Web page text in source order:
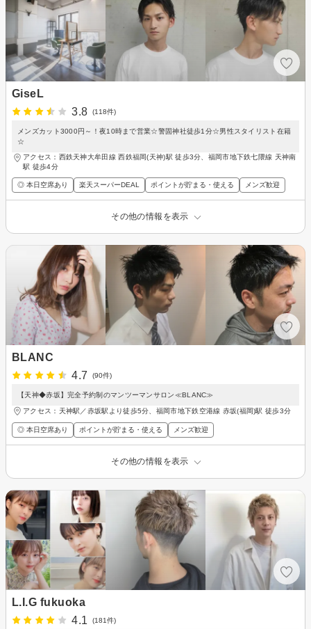
GiseL
3.8
(118件)
メンズカット3000円～！夜10時まで営業☆警固神社徒歩1分☆男性スタイリスト在籍
☆
アクセス：西鉄天神大牟田線 西鉄福岡(天神)駅 徒歩3分、福岡市地下鉄七隈線 天神南
駅 徒歩4分
◎ 本日空席あり 楽天スーパーDEAL ポイントが貯まる・使える メンズ歓迎
その他の情報を表示
BLANC
4.7
(90件)
【天神◆赤坂】完全予約制のマンツーマンサロン≪BLANC≫
アクセス：天神駅／赤坂駅より徒歩5分、福岡市地下鉄空港線 赤坂(福岡)駅 徒歩3分
◎ 本日空席あり ポイントが貯まる・使える メンズ歓迎
その他の情報を表示
L.I.G fukuoka
4.1
(181件)